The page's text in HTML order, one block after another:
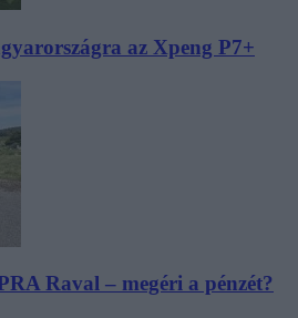
az Xpeng P7+
Raval – megéri a pénzét?